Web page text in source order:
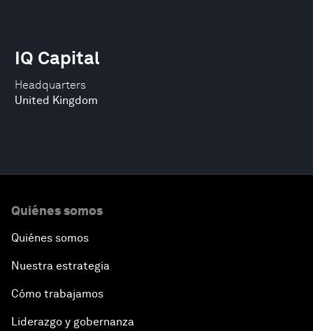
Headquarters
United Kingdom
IQ Capital
Quiénes somos
Quiénes somos
Nuestra estrategia
Cómo trabajamos
Liderazgo y gobernanza